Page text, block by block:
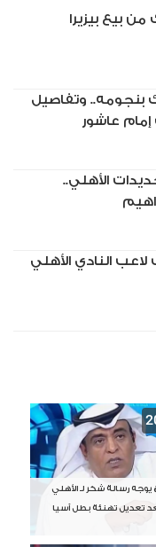
بيع بيزيرا
بنجومه.. وتفاصيل
عاشور
الأهلي..
النادي الأهلي
يوجه رسالة شكر لـ الأهلي
تعديل تهنئة بطل آسيا